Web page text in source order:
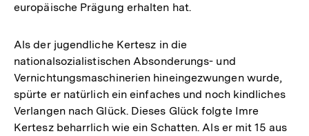
europäische Prägung erhalten hat.
Als der jugendliche Kertesz in die
nationalsozialistischen Absonderungs- und
Vernichtungsmaschinerien hineingezwungen wurde,
spürte er natürlich ein einfaches und noch kindliches
Verlangen nach Glück. Dieses Glück folgte Imre
Kertesz beharrlich wie ein Schatten. Als er mit 15 aus